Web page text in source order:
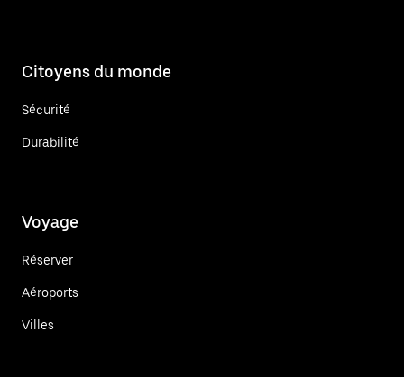
Citoyens du monde
Sécurité
Durabilité
Voyage
Réserver
Aéroports
Villes